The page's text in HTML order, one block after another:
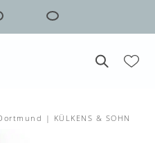
| KÜLKENS & SOHN